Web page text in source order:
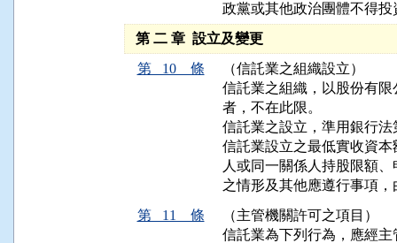
政黨或其他政治團體不得
第 二 章 設立及變更
第 10 條
（信託業之組織設立）
信託業之組織，以股份有
者，不在此限。
信託業之設立，準用銀行
信託業設立之最低實收資
人或同一關係人持股限額
之情形及其他應遵行事項
第 11 條
（主管機關許可之項目）
信託業為下列行為，應經主